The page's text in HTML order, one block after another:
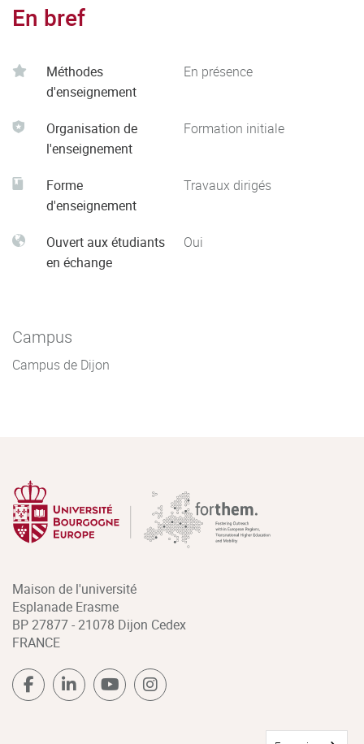
En bref
Méthodes
d'enseignement
En présence
Organisation de
l'enseignement
Formation initiale
Forme
d'enseignement
Travaux dirigés
Ouvert aux étudiants
en échange
Oui
Campus
Campus de Dijon
Maison de l'université
Esplanade Erasme
BP 27877 - 21078 Dijon Cedex
FRANCE